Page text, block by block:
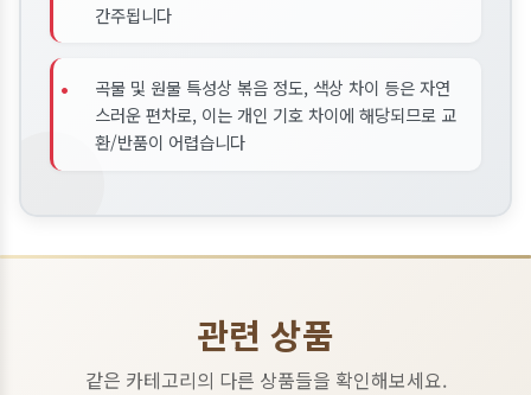
간주됩니다
•
곡물 및 원물 특성상 볶음 정도, 색상 차이 등은 자연
스러운 편차로, 이는 개인 기호 차이에 해당되므로 교
환/반품이 어렵습니다
관련 상품
같은 카테고리의 다른 상품들을 확인해보세요.